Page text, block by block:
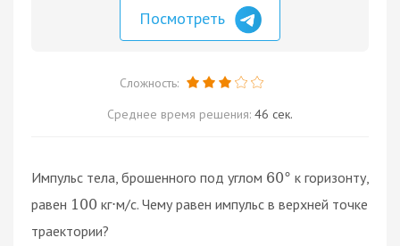
Посмотреть
Сложность:
Среднее время решения: 46 сек.
Импульс тела, брошенного под углом 60° к горизонту,
равен 100 кг⋅м/с. Чему равен импульс в верхней точке
траектории?